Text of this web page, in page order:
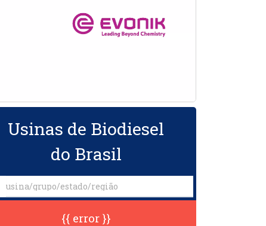
Usinas de Biodiesel
do Brasil
{{ error }}